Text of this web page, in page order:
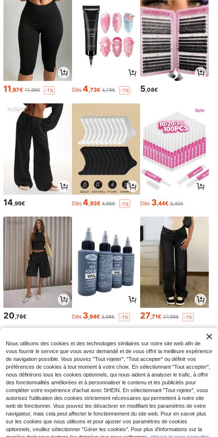
1
11,87€ 11,99€ -1% Dès4,73€ 4,78€ -1% 5,08€
14 ,99€ Dès4 ,93€ 4,98€ -1% Dès 3,44€ 3,45€
20,78€ Dès 3,94€ 3,98€ -1% 27,71€ 27,99€ -1%
Dès3,48€ 13 ,36€ 5,00€5,88€ -14%
Nous utilisons des cookies et des technologies similaires sur notre site web afin de
vous fournir le service que vous avez demandé et de vous offrir la meilleure expérience
de navigation possible. Vous pouvez "Tout rejeter", "Tout accepter" ou définir vos
préférences de cookies à tout moment à votre choix. En sélectionnant "Tout accepter",
nous définirons tous les cookies optionnels, qui nous aident à analyser le trafic, à offrir
des fonctionnalités améliorées et à personnaliser le contenu et les publicités pour
compléter votre expérience d'achat avec SHEIN. En sélectionnant "Tout rejeter", vous
autorisez l'utilisation des cookies strictement nécessaires qui permettent à notre site
web de fonctionner. Vous pouvez les désactiver en modifiant les paramètres de votre
navigateur, mais cela peut affecter le fonctionnement du site web. Pour en savoir plus
sur les cookies que nous utilisons et pour ajuster vos paramètres de cookies
optionnels, veuillez sélectionner "Gérer les cookies". Pour plus d'informations sur la